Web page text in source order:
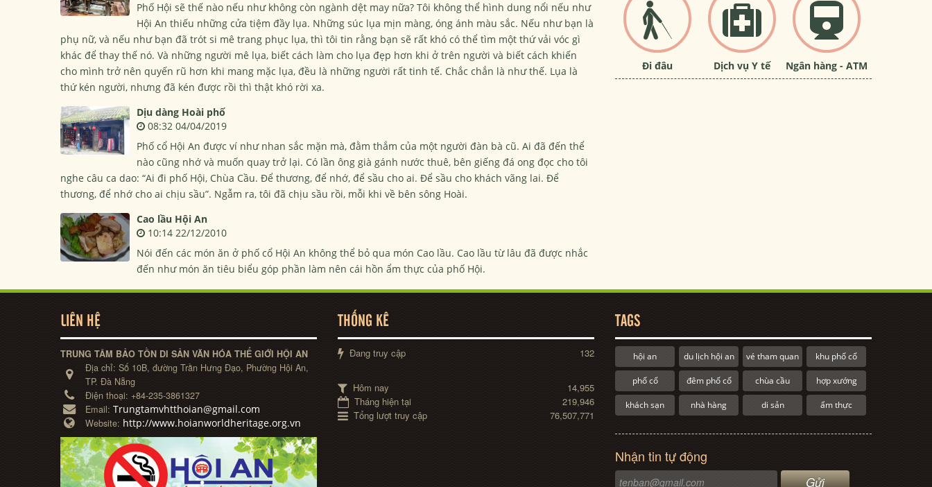
Phố Hội sẽ thế nào nếu như không còn ngành dệt may nữa? Tôi không thể hình dung nổi nếu như
Hội An thiếu những cửa tiệm đầy lụa. Những súc lụa mịn màng, óng ánh màu sắc. Nếu như bạn là
phụ nữ, và nếu như bạn đã trót si mê trang phục lụa, thì tôi tin rằng bạn sẽ rất khó có thể tìm một thứ vải vóc gì
khác để thay thế nó. Và những người mê lụa, biết cách làm cho lụa đẹp hơn khi ở trên người và biết cách khiến
cho mình trở nên quyến rũ hơn khi mang mặc lụa, đều là những người rất tinh tế. Chắc chắn là như thế. Lụa là
thứ kén người, nhưng đã kén được rồi thì thật khó rời xa.
Dịu dàng Hoài phố
08:32 04/04/2019
Phố cổ Hội An được ví như nhan sắc mặn mà, đằm thắm của một người đàn bà cũ. Ai đã đến thể
nào cũng nhớ và muốn quay trở lại. Có lần ông già gánh nước thuê, bên giếng đá ong đọc cho tôi
nghe câu ca dao: “Ai đi phố Hội, Chùa Cầu. Để thương, để nhớ, để sầu cho ai. Để sầu cho khách vãng lai. Để
thương, để nhớ cho ai chịu sầu”. Ngẫm ra, tôi đã chịu sầu rồi, mỗi khi về bên sông Hoài.
Cao lầu Hội An
10:14 22/12/2010
Nói đến các món ăn ở phố cổ Hội An không thể bỏ qua món Cao lầu. Cao lầu từ lâu đã được nhắc
đến như món ăn tiêu biểu góp phần làm nên cái hồn ẩm thực của phố Hội.
Đi đâu Dịch vụ Y tế Ngân hàng - ATM
LIÊN HỆ
TRUNG TÂM BẢO TỒN DI SẢN VĂN HÓA THẾ GIỚI HỘI AN
Địa chỉ: Số 10B, đường Trần Hưng Đạo, Phường Hội An,
TP. Đà Nẵng
Điện thoại: +84-235-3861327
Email: Trungtamvhtthoian@gmail.com
Website: http://www.hoianworldheritage.org.vn
THỐNG KÊ
Đang truy cập 132
Hôm nay
14,955
Tháng hiện tại
219,946
Tổng lượt truy cập
76,507,771
TAGS
hội an du lịch hội an vé tham quan khu phố cổ
phố cổ đêm phố cổ chùa cầu hợp xướng
khách sạn nhà hàng di sản ẩm thực
Nhận tin tự động